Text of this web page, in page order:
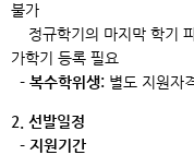
불가
정규학기의 마지막 학기
가학기 등록 필요
- 복수학위생: 별도 지원자
2. 선발일정
- 지원기간